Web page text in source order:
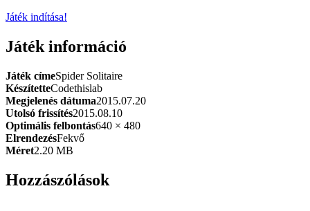
Játék indítása!
Játék információ
Játék címeSpider Solitaire
KészítetteCodethislab
Megjelenés dátuma2015.07.20
Utolsó frissítés2015.08.10
Optimális felbontás640 × 480
ElrendezésFekvő
Méret2.20 MB
Hozzászólások